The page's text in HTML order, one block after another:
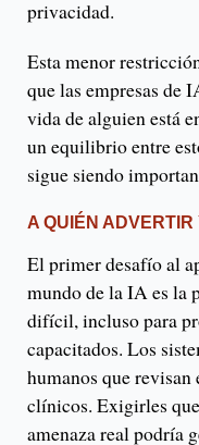
privacidad.
Esta menor
que las empresas de
vida de alguien está
un equilibrio entre
sigue siendo
A QUIÉN
El primer desafío al
mundo de la IA es la
difícil, incluso para
capacitados. Los
humanos que
clínicos. Exigirles
amenaza real podría